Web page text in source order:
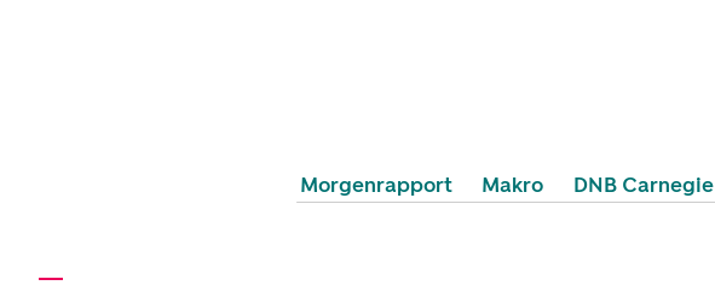
Morgenrapport Makro DNB Carnegie